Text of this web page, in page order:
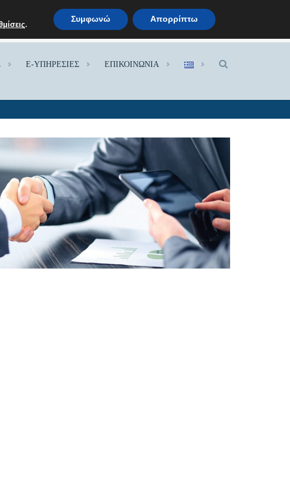
E-ΥΠΗΡΕΣΙΕΣ ΕΠΙΚΟΙΝΩΝΙΑ
. Συμφωνώ Απορρίπτω